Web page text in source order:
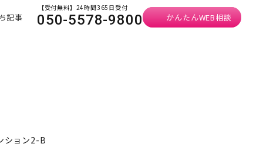
記事
【受付無料】24時間365日受付
050-5578-9800 かんたんWEB相談
ション2-B